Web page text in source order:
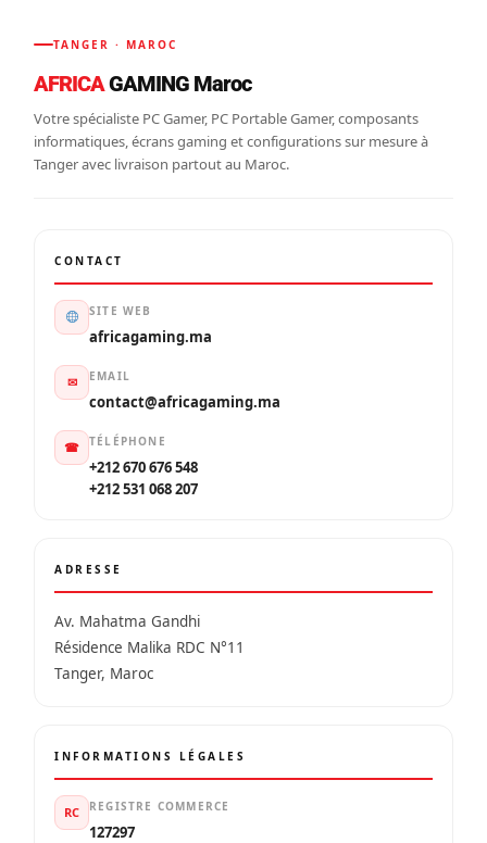
TANGER · MAROC
AFRICAGAMING Maroc
Votre spécialiste PC Gamer, PC Portable Gamer, composants
informatiques, écrans gaming et configurations sur mesure à
Tanger avec livraison partout au Maroc.
CONTACT
SITE WEB
africagaming.ma
✉ EMAIL
contact@africagaming.ma
☎ TÉLÉPHONE
+212 670 676 548
+212 531 068 207
ADRESSE
Av. Mahatma Gandhi
Résidence Malika RDC N°11
Tanger, Maroc
INFORMATIONS LÉGALES
RC REGISTRE COMMERCE
127297